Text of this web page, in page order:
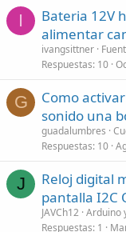
I
Bateria 12V
alimentar
ivangsittner
Respuestas 10
G
Como
sonido una
guadalumbres
Respuestas 10
J
Reloj digital
pantalla I2C
JAVCh12 Arduino
Respuestas 1